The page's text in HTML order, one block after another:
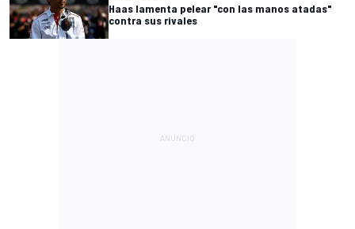
Haas lamenta pelear "con las manos atadas"
contra sus rivales